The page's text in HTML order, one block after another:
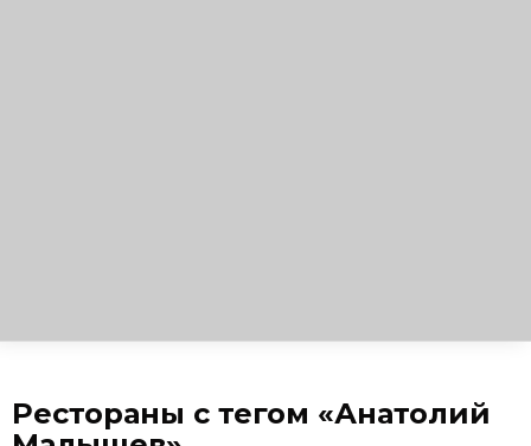
Рестораны с тегом «Анатолий